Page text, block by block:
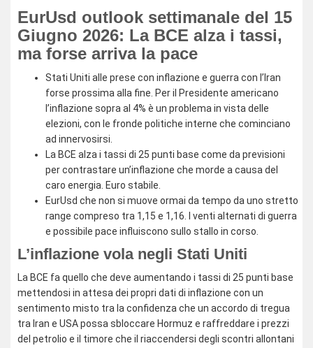
EurUsd outlook settimanale del 15
Giugno 2026: La BCE alza i tassi,
ma forse arriva la pace
Stati Uniti alle prese con inflazione e guerra con l’Iran
forse prossima alla fine. Per il Presidente americano
l’inflazione sopra al 4% è un problema in vista delle
elezioni, con le fronde politiche interne che cominciano
ad innervosirsi.
La BCE alza i tassi di 25 punti base come da previsioni
per contrastare un’inflazione che morde a causa del
caro energia. Euro stabile.
EurUsd che non si muove ormai da tempo da uno stretto
range compreso tra 1,15 e 1,16. I venti alternati di guerra
e possibile pace influiscono sullo stallo in corso.
L’inflazione vola negli Stati Uniti
La BCE fa quello che deve aumentando i tassi di 25 punti base
mettendosi in attesa dei propri dati di inflazione con un
sentimento misto tra la confidenza che un accordo di tregua
tra Iran e USA possa sbloccare Hormuz e raffreddare i prezzi
del petrolio e il timore che il riaccendersi degli scontri allontani